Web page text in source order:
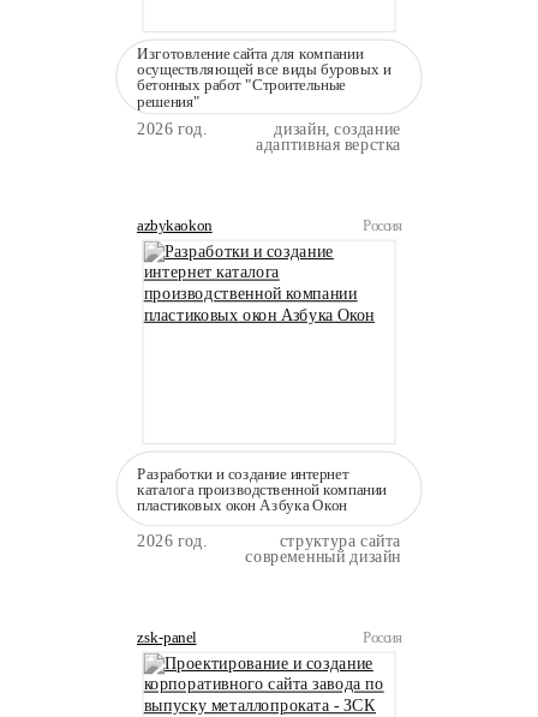
Изготовление сайта для компании
осуществляющей все виды буровых и
бетонных работ "Строительные
решения"
2026 год. дизайн, создание
адаптивная верстка
azbykaokon Россия
Разработки и создание интернет
каталога производственной компании
пластиковых окон Азбука Окон
2026 год.
структура сайта
современный дизайн
zsk-panel Россия